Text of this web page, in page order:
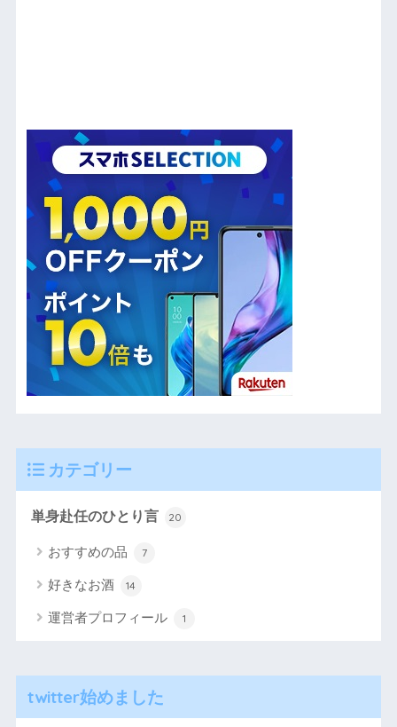
カテゴリー
単身赴任のひとり言 20
おすすめの品 7
好きなお酒 14
運営者プロフィール 1
twitter始めました